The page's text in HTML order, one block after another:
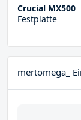
Crucial MX500
Festplatte
mertomega_